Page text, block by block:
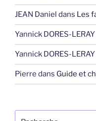
JEAN Daniel dans Les
Yannick DORES-LERAY
Yannick DORES-LERAY
Pierre dans Guide et